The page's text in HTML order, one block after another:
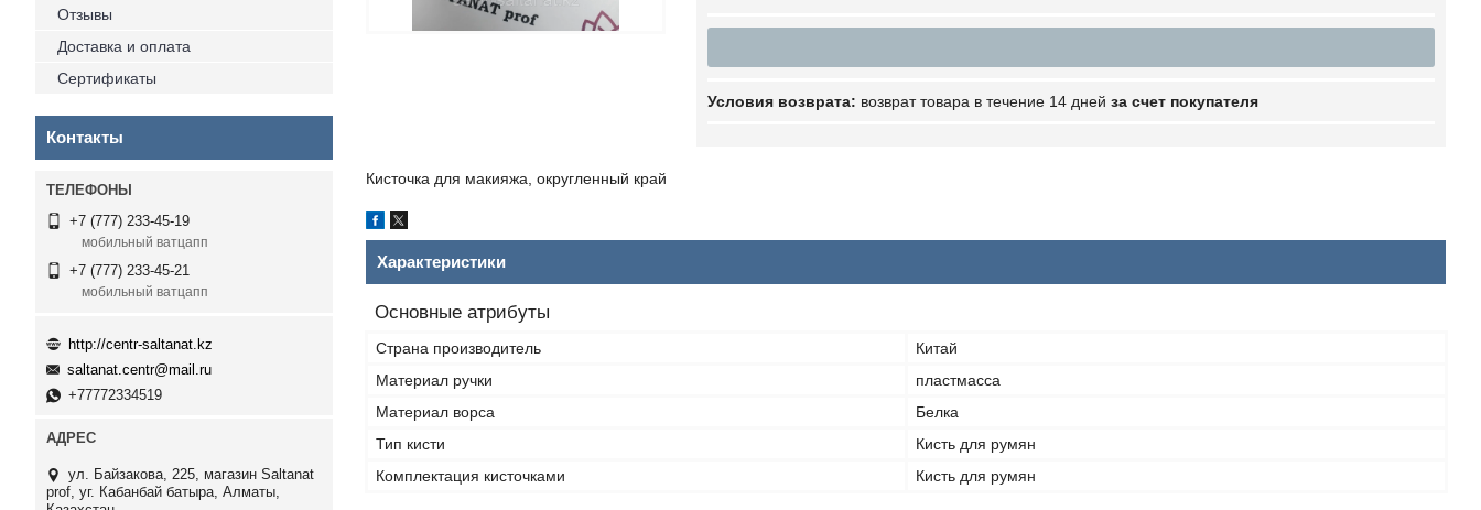
возврат товара в течение 14 дней за счет покупателя
Кисточка для макияжа, округленный край
Характеристики
Основные атрибуты
Страна производитель
Китай
Материал ручки
пластмасса
Материал ворса
Белка
Тип кисти
Кисть для румян
Комплектация кисточками
Кисть для румян
Отзывы
Доставка и оплата
Сертификаты
Контакты
+7 (777) 233-45-19
мобильный ватцапп
+7 (777) 233-45-21
мобильный ватцапп
http://centr-saltanat.kz
saltanat.centr@mail.ru
+77772334519
ул. Байзакова, 225, магазин Saltanat
prof, уг. Кабанбай батыра, Алматы,